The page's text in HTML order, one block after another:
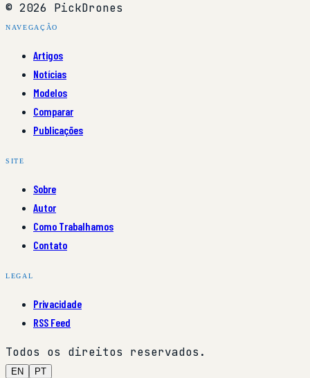
© 2026 PickDrones
NAVEGAÇÃO
Artigos
Notícias
Modelos
Comparar
Publicações
SITE
Sobre
Autor
Como Trabalhamos
Contato
LEGAL
Privacidade
RSS Feed
Todos os direitos reservados.
EN PT